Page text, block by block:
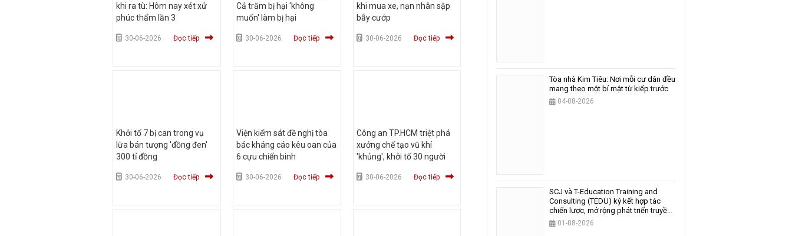
khi ra tù: Hôm nay xét xử
phúc thẩm lần 3
30-06-2026 Đọc tiếp
Cả trăm bị hại 'không
muốn' làm bị hại
30-06-2026 Đọc tiếp
khi mua xe, nạn nhân sập
bẫy cướp
30-06-2026 Đọc tiếp
Khởi tố 7 bị can trong vụ
lừa bán tượng 'đồng đen'
300 tỉ đồng
30-06-2026 Đọc tiếp
Viện kiểm sát đề nghị tòa
bác kháng cáo kêu oan của
6 cựu chiến binh
30-06-2026 Đọc tiếp
Công an TP.HCM triệt phá
xưởng chế tạo vũ khí
'khủng', khởi tố 30 người
30-06-2026 Đọc tiếp
Tòa nhà Kim Tiêu: Nơi mỗi cư dân đều
mang theo một bí mật từ kiếp trước
04-08-2026
SCJ và T-Education Training and
Consulting (TEDU) ký kết hợp tác
chiến lược, mở rộng phát triển truyền
thông và giáo dục
01-08-2026